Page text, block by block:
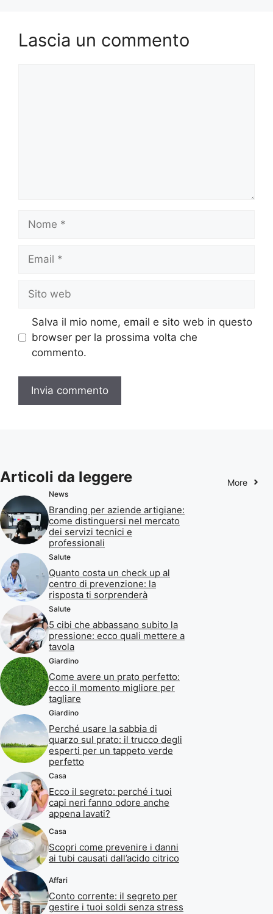
Lascia un commento
Nome
Email
Sito
web
Salva il mio nome, email e sito web in questo
browser per la prossima volta che
commento.
Articoli da leggere More
News
Branding per aziende artigiane:
come distinguersi nel mercato
dei servizi tecnici e
professionali
Salute
Quanto costa un check up al
centro di prevenzione: la
risposta ti sorprenderà
Salute
5 cibi che abbassano subito la
pressione: ecco quali mettere a
tavola
Giardino
Come avere un prato perfetto:
ecco il momento migliore per
tagliare
Giardino
Perché usare la sabbia di
quarzo sul prato: il trucco degli
esperti per un tappeto verde
perfetto
Casa
Ecco il segreto: perché i tuoi
capi neri fanno odore anche
appena lavati?
Casa
Scopri come prevenire i danni
ai tubi causati dall’acido citrico
Affari
Conto corrente: il segreto per
gestire i tuoi soldi senza stress